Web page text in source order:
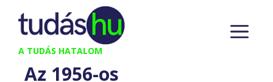
Kilépés
tartalomba
A TUDÁS HATALOM
Az 1956-os